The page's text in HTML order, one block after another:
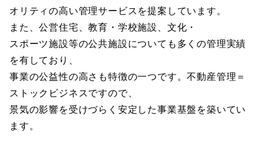
オリティの高い管理サービスを提案しています。
また、公営住宅、教育・学校施設、文化・
スポーツ施設等の公共施設についても多くの管理実績
を有しており、
事業の公益性の高さも特徴の一つです。不動産管理＝
ストックビジネスですので、
景気の影響を受けづらく安定した事業基盤を築いてい
ます。